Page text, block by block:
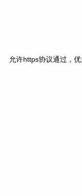
允许https协议通过，